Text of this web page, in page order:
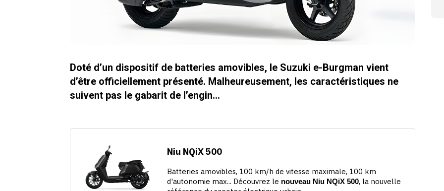
Doté d’un dispositif de batteries amovibles, le Suzuki e-Burgman vient
d’être officiellement présenté. Malheureusement, les caractéristiques ne
suivent pas le gabarit de l’engin…